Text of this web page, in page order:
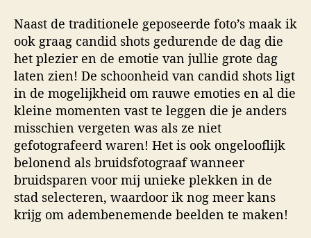
Naast de traditionele geposeerde foto’s maak ik
ook graag candid shots gedurende de dag die
het plezier en de emotie van jullie grote dag
laten zien! De schoonheid van candid shots ligt
in de mogelijkheid om rauwe emoties en al die
kleine momenten vast te leggen die je anders
misschien vergeten was als ze niet
gefotografeerd waren! Het is ook ongelooflijk
belonend als bruidsfotograaf wanneer
bruidsparen voor mij unieke plekken in de
stad selecteren, waardoor ik nog meer kans
krijg om adembenemende beelden te maken!